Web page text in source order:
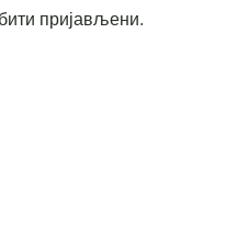
бити пријављени.